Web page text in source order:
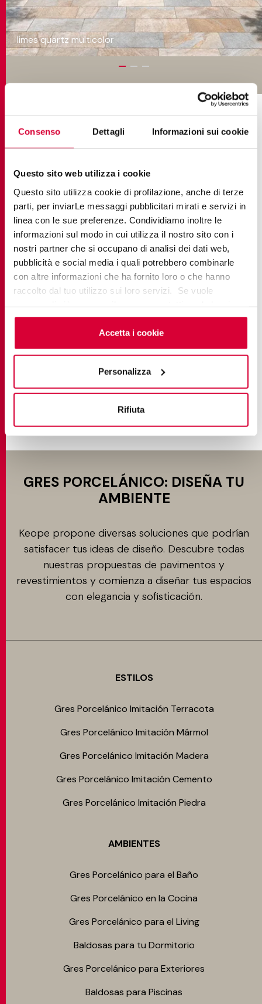
Consenso Dettagli Informazioni sui cookie
Questo sito web utilizza i cookie
Questo sito utilizza cookie di profilazione, anche di terze
parti, per inviarLe messaggi pubblicitari mirati e servizi in
linea con le sue preferenze. Condividiamo inoltre le
informazioni sul modo in cui utilizza il nostro sito con i
nostri partner che si occupano di analisi dei dati web,
pubblicità e social media i quali potrebbero combinarle
con altre informazioni che ha fornito loro o che hanno
raccolto dal tuo utilizzo sui loro servizi. Se vuole
cookieclicchi qui. Il consenso può essere espresso
cliccando sul tasto “Accetta i cookie”. Se non vuole i
cookie di profilazione può negare il consenso sul tasto
Accetta i cookie
Personalizza
Rifiuta
limes quartz multicolor
COLECCIONES EN EL PROYECTO
LIMES
Nature of Italy
ENCUENTRA MÁS
GRES PORCELÁNICO: DISEÑA TU
AMBIENTE
Keope propone diversas soluciones que podrían
satisfacer tus ideas de diseño. Descubre todas
nuestras propuestas de pavimentos y
revestimientos y comienza a diseñar tus espacios
con elegancia y sofisticación.
ESTILOS
Gres Porcelánico Imitación Terracota
Gres Porcelánico Imitación Mármol
Gres Porcelánico Imitación Madera
Gres Porcelánico Imitación Cemento
Gres Porcelánico Imitación Piedra
AMBIENTES
Gres Porcelánico para el Baño
Gres Porcelánico en la Cocina
Gres Porcelánico para el Living
Baldosas para tu Dormitorio
Gres Porcelánico para Exteriores
Baldosas para Piscinas